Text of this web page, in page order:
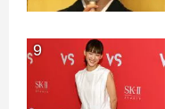
9